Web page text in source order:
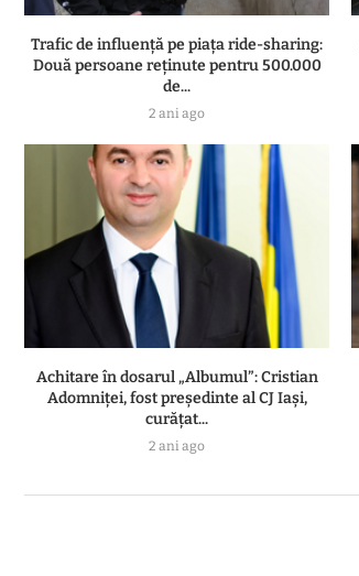
Trafic de influență pe piața ride-sharing:
Două persoane reținute pentru 500.000
de...
2 ani ago
Achitare în dosarul „Albumul”: Cristian
Adomniţei, fost preşedinte al CJ Iaşi,
curăţat...
2 ani ago